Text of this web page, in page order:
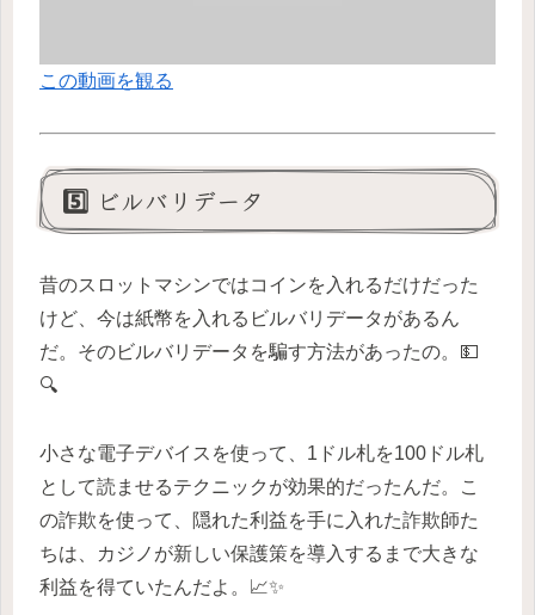
この動画を観る
5️⃣ ビルバリデータ
昔のスロットマシンではコインを入れるだけだった
けど、今は紙幣を入れるビルバリデータがあるん
だ。そのビルバリデータを騙す方法があったの。💵
🔍
小さな電子デバイスを使って、1ドル札を100ドル札
として読ませるテクニックが効果的だったんだ。こ
の詐欺を使って、隠れた利益を手に入れた詐欺師た
ちは、カジノが新しい保護策を導入するまで大きな
利益を得ていたんだよ。📈✨